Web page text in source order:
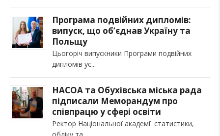
Програма подвійних дипломів:
випуск, що об’єднав Україну та
Польщу
Цьогоріч випускники Програми подвійних
дипломів ус
НАСОА та Обухівська міська рада
підписали Меморандум про
співпрацю у сфері освіти
Ректор Національної академії статистики,